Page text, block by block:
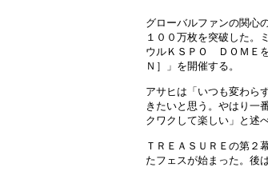
グローバルファンの関心
１００万枚を突破した。
ウルＫＳＰＯ ＤＯＭＥ
Ｎ］」を開催する。
アサヒは「いつも変わら
きたいと思う。やはり一
クワクして楽しい」と述べ
ＴＲＥＡＳＵＲＥの第２
たフェスが始まった。後